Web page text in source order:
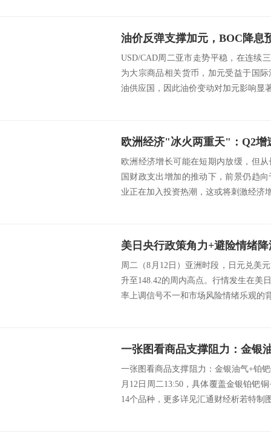
USD/CAD周二亚市走势平稳，在连续
为大宗商品相关货币，加元受益于国
油供应国，因此油价变动对加元影响显
欧洲经济增长可能在短期内放缓，但
国财政支出增加的推动下，前景仍趋
业正在加入投资热潮，这或将刺激经济
周二（8月12日）亚洲时段，日元兑美
升至148.42的周内高点。行情发生在美
率上调信号不一和市场风险情绪乐观的
一张图看商品支撑阻力：金银油气+铂
月12日周二13:50，具体覆盖金银铂钯
14个品种，更多详见汇通财经析若特制